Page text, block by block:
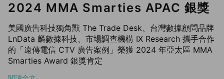
2024 MMA Smarties APAC 銀獎
美國廣告科技獨角獸 The Trade Desk、台灣數據顧問品牌
LnData 麟數據科技、市場調查機構 IX Research 攜手合作
的「遠傳電信 CTV 廣告案例」榮獲 2024 年亞太區 MMA
Smarties Award 銀獎肯定